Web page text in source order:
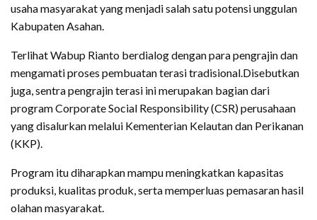
usaha masyarakat yang menjadi salah satu potensi unggulan
Kabupaten Asahan.
Terlihat Wabup Rianto berdialog dengan para pengrajin dan
mengamati proses pembuatan terasi tradisional.Disebutkan
juga, sentra pengrajin terasi ini merupakan bagian dari
program Corporate Social Responsibility (CSR) perusahaan
yang disalurkan melalui Kementerian Kelautan dan Perikanan
(KKP).
Program itu diharapkan mampu meningkatkan kapasitas
produksi, kualitas produk, serta memperluas pemasaran hasil
olahan masyarakat.